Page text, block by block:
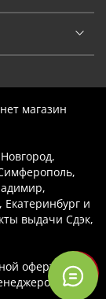
магазин
и
выдачи Сдэк,
офертой.